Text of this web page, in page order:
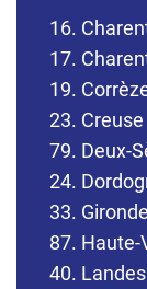
16.
17.
19.
23. Creuse
79. Deux-
24.
33. Gironde
87. Haute-
40. Landes